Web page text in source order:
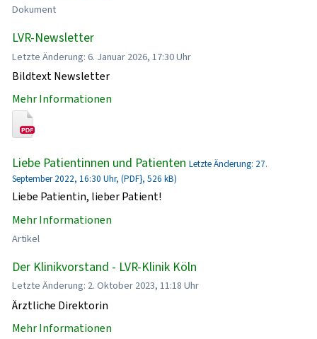
Dokument
LVR-Newsletter
Letzte Änderung: 6. Januar 2026, 17:30 Uhr
Bildtext Newsletter
Mehr Informationen
Liebe Patientinnen und Patienten Letzte Änderung: 27.
September 2022, 16:30 Uhr, (PDF}, 526 kB)
Liebe Patientin, lieber Patient!
Mehr Informationen
Artikel
Der Klinikvorstand - LVR-Klinik Köln
Letzte Änderung: 2. Oktober 2023, 11:18 Uhr
Ärztliche Direktorin
Mehr Informationen